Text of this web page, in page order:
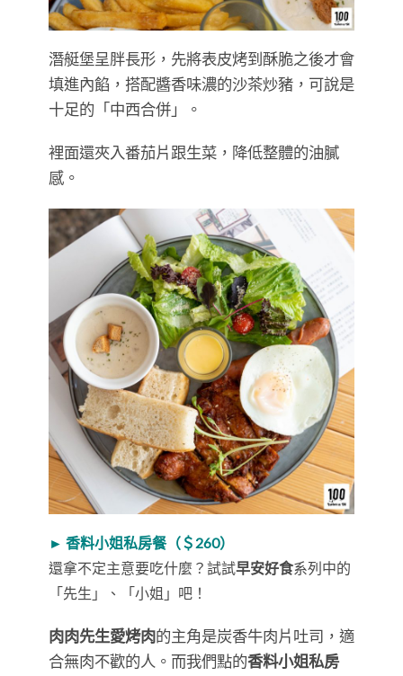
潛艇堡呈胖長形，先將表皮烤到酥脆之後才會
填進內餡，搭配醬香味濃的沙茶炒豬，可說是
十足的「中西合併」。
裡面還夾入番茄片跟生菜，降低整體的油膩
感。
► 香料小姐私房餐（＄260）
還拿不定主意要吃什麼？試試早安好食系列中的
「先生」、「小姐」吧！
肉肉先生愛烤肉的主角是炭香牛肉片吐司，適
合無肉不歡的人。而我們點的香料小姐私房